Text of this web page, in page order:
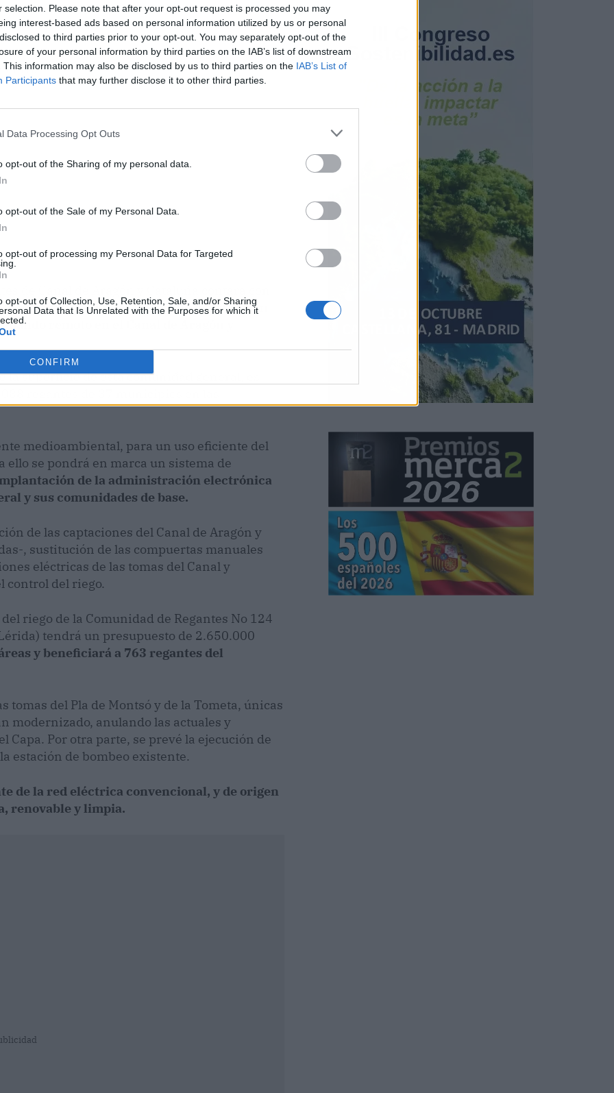
selection. Please note that after your opt-out request is processed you may
interest-based ads based on personal information utilized by us or personal
to third parties prior to your opt-out. You may separately opt-out of the
of your personal information by third parties on the IAB’s list of downstream
This information may also be disclosed by us to third parties on the IAB’s List of
Participants that may further disclose it to other third parties.
Data Processing Opt Outs
opt-out of the Sharing of my personal data.
opt-out of the Sale of my Personal Data.
opt-out of processing my Personal Data for Targeted
opt-out of Collection, Use, Retention, Sale, and/or Sharing
Data that Is Unrelated with the Purposes for which it
CONFIRM
de Canal de Aragón y Cataluña contará con
no incluido)para la ejecución de la actuación
remoto en el Canal de Aragón y
superficie de esta comunidad general, es
regantes de 37 municipios en las
medioambiental, para un uso eficiente del
ello se pondrá en marca un sistema de
de la administración electrónica
y sus comunidades de base.
de las captaciones del Canal de Aragón y
, sustitución de las compuertas manuales
eléctricas de las tomas del Canal y
control del riego.
riego de la Comunidad de Regantes No 124
tendrá un presupuesto de 2.650.000
y beneficiará a 763 regantes del
del Pla de Montsó y de la Tometa, únicas
modernizado, anulando las actuales y
Capa. Por otra parte, se prevé la ejecución de
estación de bombeo existente.
de la red eléctrica convencional, y de origen
renovable y limpia.